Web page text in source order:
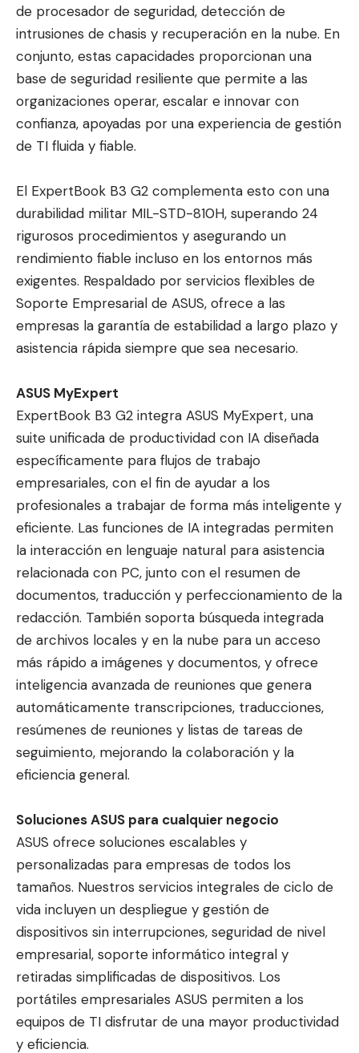
de procesador de seguridad, detección de
intrusiones de chasis y recuperación en la nube. En
conjunto, estas capacidades proporcionan una
base de seguridad resiliente que permite a las
organizaciones operar, escalar e innovar con
confianza, apoyadas por una experiencia de gestión
de TI fluida y fiable.
El ExpertBook B3 G2 complementa esto con una
durabilidad militar MIL-STD-810H, superando 24
rigurosos procedimientos y asegurando un
rendimiento fiable incluso en los entornos más
exigentes. Respaldado por servicios flexibles de
Soporte Empresarial de ASUS, ofrece a las
empresas la garantía de estabilidad a largo plazo y
asistencia rápida siempre que sea necesario.
ASUS MyExpert
ExpertBook B3 G2 integra ASUS MyExpert, una
suite unificada de productividad con IA diseñada
específicamente para flujos de trabajo
empresariales, con el fin de ayudar a los
profesionales a trabajar de forma más inteligente y
eficiente. Las funciones de IA integradas permiten
la interacción en lenguaje natural para asistencia
relacionada con PC, junto con el resumen de
documentos, traducción y perfeccionamiento de la
redacción. También soporta búsqueda integrada
de archivos locales y en la nube para un acceso
más rápido a imágenes y documentos, y ofrece
inteligencia avanzada de reuniones que genera
automáticamente transcripciones, traducciones,
resúmenes de reuniones y listas de tareas de
seguimiento, mejorando la colaboración y la
eficiencia general.
Soluciones ASUS para cualquier negocio
ASUS ofrece soluciones escalables y
personalizadas para empresas de todos los
tamaños. Nuestros servicios integrales de ciclo de
vida incluyen un despliegue y gestión de
dispositivos sin interrupciones, seguridad de nivel
empresarial, soporte informático integral y
retiradas simplificadas de dispositivos. Los
portátiles empresariales ASUS permiten a los
equipos de TI disfrutar de una mayor productividad
y eficiencia.